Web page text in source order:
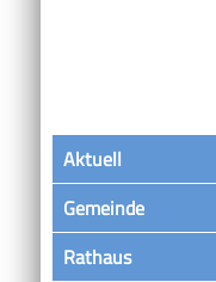
Aktuell
Gemeinde
Rathaus